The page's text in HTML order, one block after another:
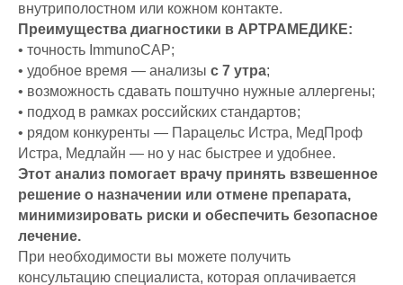
внутриполостном или кожном контакте.
Преимущества диагностики в АРТРАМЕДИКЕ:
• точность ImmunoCAP;
• удобное время — анализы с 7 утра;
• возможность сдавать поштучно нужные аллергены;
• подход в рамках российских стандартов;
• рядом конкуренты — Парацельс Истра, МедПроф
Истра, Медлайн — но у нас быстрее и удобнее.
Этот анализ помогает врачу принять взвешенное
решение о назначении или отмене препарата,
минимизировать риски и обеспечить безопасное
лечение.
При необходимости вы можете получить
консультацию специалиста, которая оплачивается